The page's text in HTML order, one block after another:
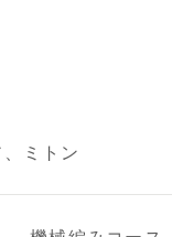
ミトン